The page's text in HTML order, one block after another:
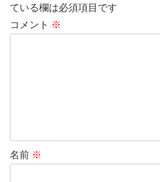
ている欄は必須項目です
コメント ※
名前 ※